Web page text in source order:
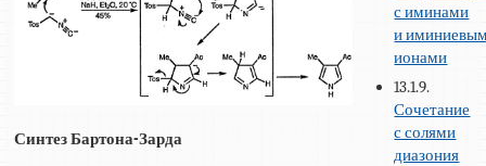
Синтез Бартона-Зарда
с иминами
и
ионами
13.1.9.
Сочетание
с солями
диазония